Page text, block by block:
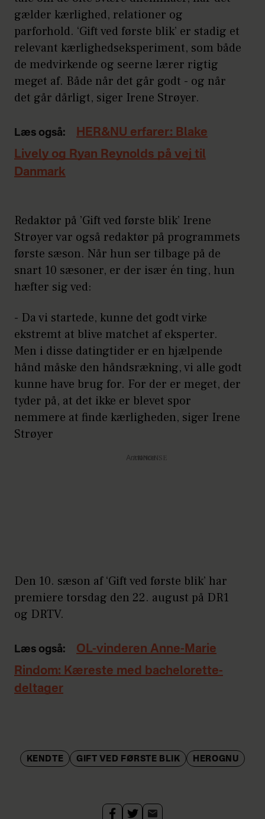
gælder kærlighed, relationer og
parforhold. ‘Gift ved første blik’ er stadig et
relevant kærlighedseksperiment, som både
de medvirkende og seerne lærer rigtig
meget af. Både når det går godt - og når
det går dårligt, siger Irene Strøyer.
Læs også:
HER&NU erfarer: Blake
Lively og Ryan Reynolds på vej til
Danmark
Redaktør på ’Gift ved første blik’ Irene
Strøyer var også redaktør på programmets
første sæson. Når hun ser tilbage på de
snart 10 sæsoner, er der især én ting, hun
hæfter sig ved:
- Da vi startede, kunne det godt virke
ekstremt at blive matchet af eksperter.
Men i disse datingtider er en hjælpende
hånd måske den håndsrækning, vi alle godt
kunne have brug for. For der er meget, der
tyder på, at det ikke er blevet spor
nemmere at finde kærligheden, siger Irene
Strøyer
Annonce
Den 10. sæson af ‘Gift ved første blik’ har
premiere torsdag den 22. august på DR1
og DRTV.
Læs også:
OL-vinderen Anne-Marie
Rindom: Kæreste med bachelorette-
deltager
KENDTE GIFT VED FØRSTE BLIK HEROGNU